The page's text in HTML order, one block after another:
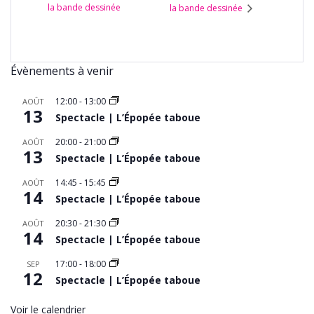
la bande dessinée
la bande dessinée
Évènements à venir
AOÛT
13
12:00- 13:00
Spectacle | L’Épopée taboue
AOÛT
13
20:00-21:00
Spectacle | L’Épopée taboue
AOÛT
14
14:45 - 15:45
Spectacle | L’Épopée taboue
AOÛT
14
20:30-21:30
Spectacle | L’Épopée taboue
SEP
12
17:00- 18:00
Spectacle | L’Épopée taboue
Voir le calendrier